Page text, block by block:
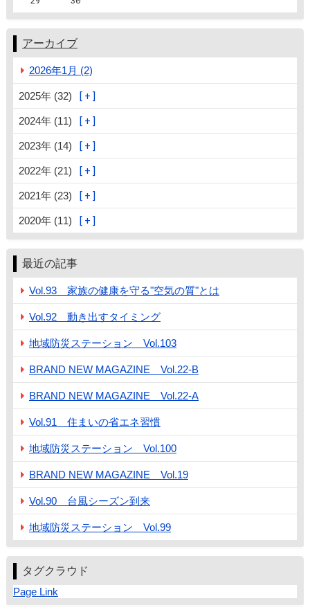
アーカイブ
2026年1月 (2)
2025年 (32)
2024年 (11)
2023年 (14)
2022年 (21)
2021年 (23)
2020年 (11)
最近の記事
Vol.93 家族の健康を守る"空気の質"とは
Vol.92 動き出すタイミング
地域防災ステーション Vol.103
BRAND NEW MAGAZINE Vol.22-B
BRAND NEW MAGAZINE Vol.22-A
Vol.91 住まいの省エネ習慣
地域防災ステーション Vol.100
BRAND NEW MAGAZINE Vol.19
Vol.90 台風シーズン到来
地域防災ステーション Vol.99
タグクラウド
Page Link